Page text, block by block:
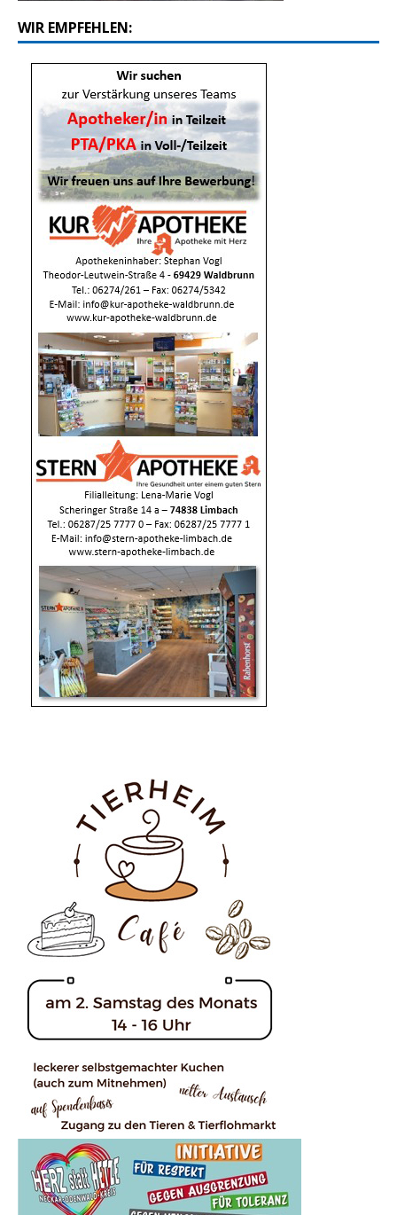
WIR EMPFEHLEN: